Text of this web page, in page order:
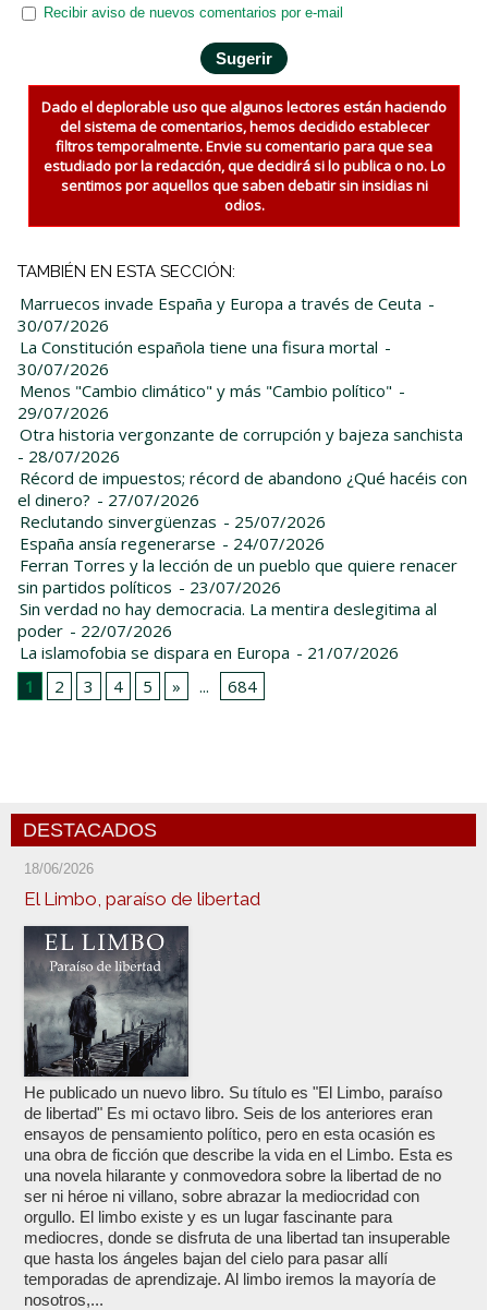
Recibir aviso de nuevos comentarios por e-mail
Dado el deplorable uso que algunos lectores están haciendo
del sistema de comentarios, hemos decidido establecer
filtros temporalmente. Envie su comentario para que sea
estudiado por la redacción, que decidirá si lo publica o no. Lo
sentimos por aquellos que saben debatir sin insidias ni
odios.
TAMBIÉN EN ESTA SECCIÓN:
Marruecos invade España y Europa a través de Ceuta -
30/07/2026
La Constitución española tiene una fisura mortal -
30/07/2026
Menos "Cambio climático" y más "Cambio político" -
29/07/2026
Otra historia vergonzante de corrupción y bajeza sanchista
- 28/07/2026
Récord de impuestos; récord de abandono ¿Qué hacéis con
el dinero? - 27/07/2026
Reclutando sinvergüenzas - 25/07/2026
España ansía regenerarse - 24/07/2026
Ferran Torres y la lección de un pueblo que quiere renacer
sin partidos políticos - 23/07/2026
Sin verdad no hay democracia. La mentira deslegitima al
poder - 22/07/2026
La islamofobia se dispara en Europa - 21/07/2026
1
2 3 4 5 » ... 684
DESTACADOS
18/06/2026
El Limbo, paraíso de libertad
He publicado un nuevo libro. Su título es "El Limbo, paraíso
de libertad" Es mi octavo libro. Seis de los anteriores eran
ensayos de pensamiento político, pero en esta ocasión es
una obra de ficción que describe la vida en el Limbo. Esta es
una novela hilarante y conmovedora sobre la libertad de no
ser ni héroe ni villano, sobre abrazar la mediocridad con
orgullo. El limbo existe y es un lugar fascinante para
mediocres, donde se disfruta de una libertad tan insuperable
que hasta los ángeles bajan del cielo para pasar allí
temporadas de aprendizaje. Al limbo iremos la mayoría de
nosotros,...